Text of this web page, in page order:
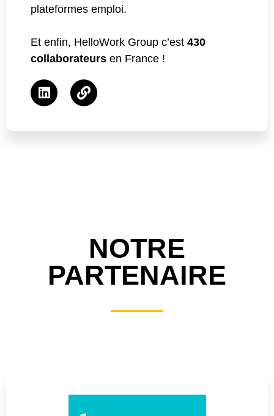
plateformes emploi.
Et enfin, HelloWork Group c’est 430
collaborateurs en France !
NOTRE
PARTENAIRE